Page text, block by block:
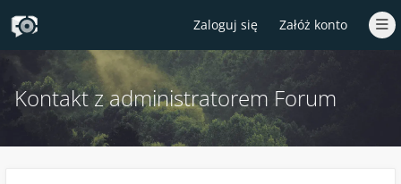
Zaloguj się Załóż konto
Kontakt z administratorem Forum